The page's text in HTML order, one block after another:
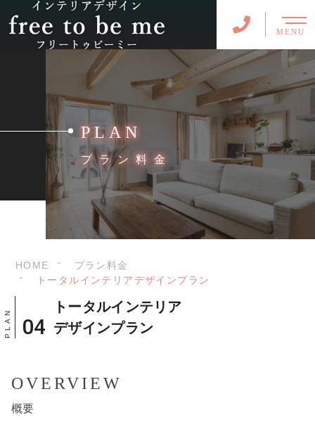
MENU
PLAN
プラン料金
HOME
プラン料金
トータルインテリアデザインプラン
トータルインテリア
デザインプラン
OVERVIEW
概要